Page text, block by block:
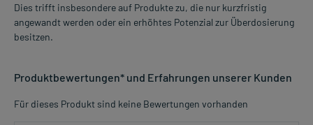
Dies trifft insbesondere auf Produkte zu, die nur kurzfristig
angewandt werden oder ein erhöhtes Potenzial zur Überdosierung
besitzen.
Produktbewertungen* und Erfahrungen unserer Kunden
Für dieses Produkt sind keine Bewertungen vorhanden